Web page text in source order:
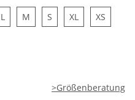
L M S XL XS
>Größenberatung